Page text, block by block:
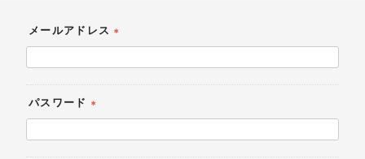
メールアドレス
(必
須)
パスワード
(必
須)